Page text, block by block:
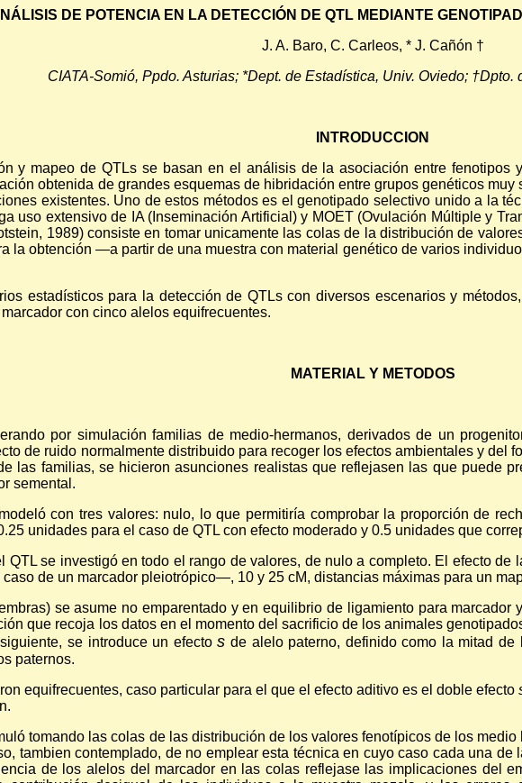
DE POTENCIA EN LA DETECCIÓN DE QTL MEDIANTE
J. A. Baro, C. Carleos, * J. Cañón †
CIATA-Somió, Ppdo. Asturias; *Dept. de Estadística, Univ. Oviedo; †Dpto.
INTRODUCCION
y mapeo de QTLs se basan en el análisis de la asociación entre
obtenida de grandes esquemas de hibridación entre grupos genéticos
existentes. Uno de estos métodos es el genotipado selectivo unido a la
uso extensivo de IA (Inseminación Artificial) y MOET (Ovulación Múltiple y
1989) consiste en tomar unicamente las colas de la distribución de
la obtención —a partir de una muestra con material genético de varios
estadísticos para la detección de QTLs con diversos escenarios y
con cinco alelos equifrecuentes.
MATERIAL Y METODOS
por simulación familias de medio-hermanos, derivados de un
de ruido normalmente distribuido para recoger los efectos ambientales y del
las familias, se hicieron asunciones realistas que reflejasen las que puede
semental.
con tres valores: nulo, lo que permitiría comprobar la proporción de
unidades para el caso de QTL con efecto moderado y 0.5 unidades que
QTL se investigó en todo el rango de valores, de nulo a completo. El efecto
de un marcador pleiotrópico—, 10 y 25 cM, distancias máximas para un
se asume no emparentado y en equilibrio de ligamiento para
que recoja los datos en el momento del sacrificio de los animales
se introduce un efectos de alelo paterno, definido como la mitad
paternos.
equifrecuentes, caso particular para el que el efecto aditivo es el doble efecto
tomando las colas de las distribución de los valores fenotípicos de los
tambien contemplado, de no emplear esta técnica en cuyo caso cada una
de los alelos del marcador en las colas reflejase las implicaciones del